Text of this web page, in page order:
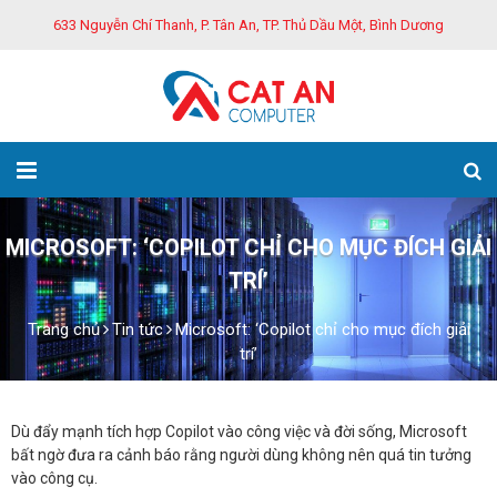
633 Nguyễn Chí Thanh, P. Tân An, TP. Thủ Dầu Một, Bình Dương
MICROSOFT: ‘COPILOT CHỈ CHO MỤC ĐÍCH GIẢI
TRÍ’
Trang chủ Tin tức
Microsoft: ‘Copilot chỉ cho mục đích giải
trí’
Dù đẩy mạnh tích hợp Copilot vào công việc và đời sống, Microsoft
bất ngờ đưa ra cảnh báo rằng người dùng không nên quá tin tưởng
vào công cụ.